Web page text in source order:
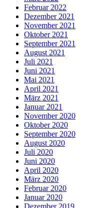
Februar 2022
Dezember 2021
November 2021
Oktober 2021
September 2021
August 2021
Juli 2021
Juni 2021
Mai 2021
April 2021
März 2021
Januar 2021
November 2020
Oktober 2020
September 2020
August 2020
Juli 2020
Juni 2020
April 2020
März 2020
Februar 2020
Januar 2020
Dezember 2019